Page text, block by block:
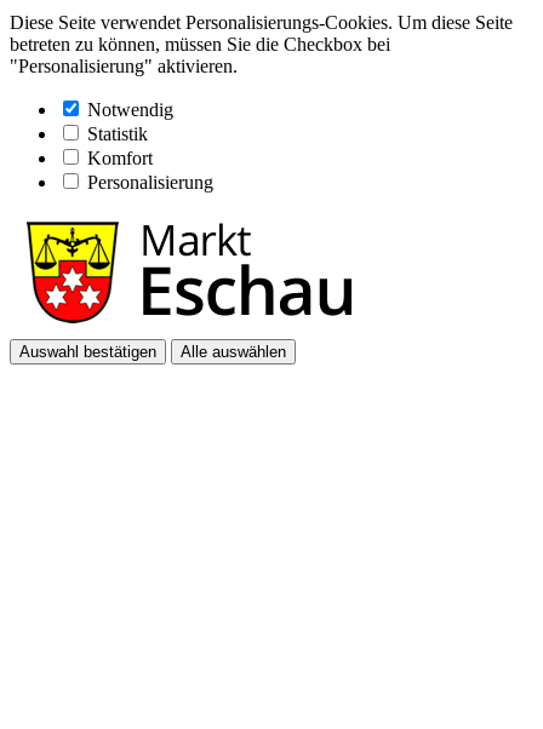
Diese Seite verwendet Personalisierungs-Cookies. Um diese Seite
betreten zu können, müssen Sie die Checkbox bei
"Personalisierung" aktivieren.
Notwendig
Statistik
Komfort
Personalisierung
Auswahl bestätigen Alle auswählen